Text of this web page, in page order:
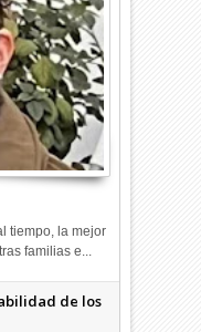
tiempo, la mejor
familias e...
de los